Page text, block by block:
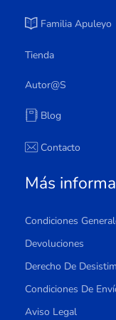
Familia Apuleyo
Tienda
Autor@s
Blog
Contacto
Más
Condiciones
Devoluciones
Derecho De
Condiciones De
Aviso Legal